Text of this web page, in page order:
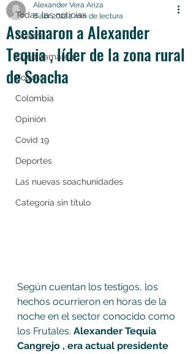
Todas las noticias
Soacha
Cundinamarca
Bogotá
Colombia
Opinión
Covid 19
Deportes
Las nuevas soachunidades
Categoría sin título
Asesinaron a Alexander
Tequia , líder de la zona rural
de Soacha
Alexander Vera Ariza
8 abr 20222 min de lectura
Según cuentan los testigos, los
hechos ocurrieron en horas de la
noche en el sector conocido como
los Frutales. Alexander Tequia
Cangrejo , era actual presidente